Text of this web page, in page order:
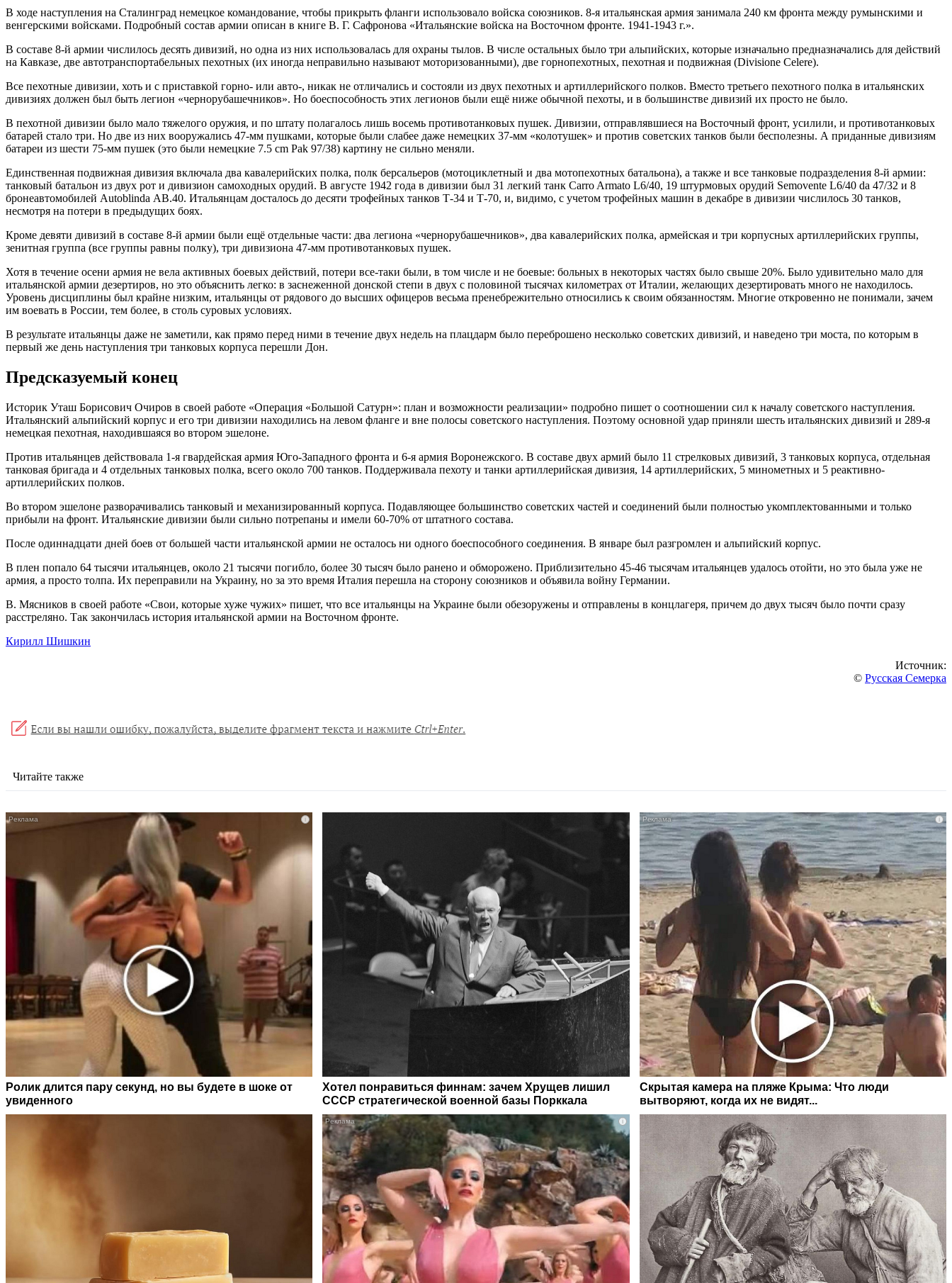
В ходе наступления на Сталинград немецкое командование, чтобы прикрыть фланги использовало войска союзников. 8-я итальянская армия занимала 240 км фронта между румынскими и
венгерскими войсками. Подробный состав армии описан в книге В. Г. Сафронова «Итальянские войска на Восточном фронте. 1941-1943 г.».
В составе 8-й армии числилось десять дивизий, но одна из них использовалась для охраны тылов. В числе остальных было три альпийских, которые изначально предназначались для действий
на Кавказе, две автотранспортабельных пехотных (их иногда неправильно называют моторизованными), две горнопехотных, пехотная и подвижная (Divisione Celere).
Все пехотные дивизии, хоть и с приставкой горно- или авто-, никак не отличались и состояли из двух пехотных и артиллерийского полков. Вместо третьего пехотного полка в итальянских
дивизиях должен был быть легион «чернорубашечников». Но боеспособность этих легионов были ещё ниже обычной пехоты, и в большинстве дивизий их просто не было.
В пехотной дивизии было мало тяжелого оружия, и по штату полагалось лишь восемь противотанковых пушек. Дивизии, отправлявшиеся на Восточный фронт, усилили, и противотанковых
батарей стало три. Но две из них вооружались 47-мм пушками, которые были слабее даже немецких 37-мм «колотушек» и против советских танков были бесполезны. А приданные дивизиям
батареи из шести 75-мм пушек (это были немецкие 7.5 cm Pak 97/38) картину не сильно меняли.
Единственная подвижная дивизия включала два кавалерийских полка, полк берсальеров (мотоциклетный и два мотопехотных батальона), а также и все танковые подразделения 8-й армии:
танковый батальон из двух рот и дивизион самоходных орудий. В августе 1942 года в дивизии был 31 легкий танк Carro Armato L6/40, 19 штурмовых орудий Semovente L6/40 da 47/32 и 8
бронеавтомобилей Autoblinda АВ.40. Итальянцам досталось до десяти трофейных танков Т-34 и Т-70, и, видимо, с учетом трофейных машин в декабре в дивизии числилось 30 танков,
несмотря на потери в предыдущих боях.
Кроме девяти дивизий в составе 8-й армии были ещё отдельные части: два легиона «чернорубашечников», два кавалерийских полка, армейская и три корпусных артиллерийских группы,
зенитная группа (все группы равны полку), три дивизиона 47-мм противотанковых пушек.
Хотя в течение осени армия не вела активных боевых действий, потери все-таки были, в том числе и не боевые: больных в некоторых частях было свыше 20%. Было удивительно мало для
итальянской армии дезертиров, но это объяснить легко: в заснеженной донской степи в двух с половиной тысячах километрах от Италии, желающих дезертировать много не находилось.
Уровень дисциплины был крайне низким, итальянцы от рядового до высших офицеров весьма пренебрежительно относились к своим обязанностям. Многие откровенно не понимали, зачем
им воевать в России, тем более, в столь суровых условиях.
В результате итальянцы даже не заметили, как прямо перед ними в течение двух недель на плацдарм было переброшено несколько советских дивизий, и наведено три моста, по которым в
первый же день наступления три танковых корпуса перешли Дон.
Предсказуемый конец
Историк Уташ Борисович Очиров в своей работе «Операция «Большой Сатурн»: план и возможности реализации» подробно пишет о соотношении сил к началу советского наступления.
Итальянский альпийский корпус и его три дивизии находились на левом фланге и вне полосы советского наступления. Поэтому основной удар приняли шесть итальянских дивизий и 289-я
немецкая пехотная, находившаяся во втором эшелоне.
Против итальянцев действовала 1-я гвардейская армия Юго-Западного фронта и 6-я армия Воронежского. В составе двух армий было 11 стрелковых дивизий, 3 танковых корпуса, отдельная
танковая бригада и 4 отдельных танковых полка, всего около 700 танков. Поддерживала пехоту и танки артиллерийская дивизия, 14 артиллерийских, 5 минометных и 5 реактивно-
артиллерийских полков.
Во втором эшелоне разворачивались танковый и механизированный корпуса. Подавляющее большинство советских частей и соединений были полностью укомплектованными и только
прибыли на фронт. Итальянские дивизии были сильно потрепаны и имели 60-70% от штатного состава.
После одиннадцати дней боев от большей части итальянской армии не осталось ни одного боеспособного соединения. В январе был разгромлен и альпийский корпус.
В плен попало 64 тысячи итальянцев, около 21 тысячи погибло, более 30 тысяч было ранено и обморожено. Приблизительно 45-46 тысячам итальянцев удалось отойти, но это была уже не
армия, а просто толпа. Их переправили на Украину, но за это время Италия перешла на сторону союзников и объявила войну Германии.
В. Мясников в своей работе «Свои, которые хуже чужих» пишет, что все итальянцы на Украине были обезоружены и отправлены в концлагеря, причем до двух тысяч было почти сразу
расстреляно. Так закончилась история итальянской армии на Восточном фронте.
Кирилл Шишкин
Источник:
© Русская Семерка
Читайте также
i
Ролик длится пару секунд, но вы будете в шоке от
увиденного
Хотел понравиться финнам: зачем Хрущев лишил
СССР стратегической военной базы Порккала
i
Скрытая камера на пляже Крыма: Что люди
вытворяют, когда их не видят...
i